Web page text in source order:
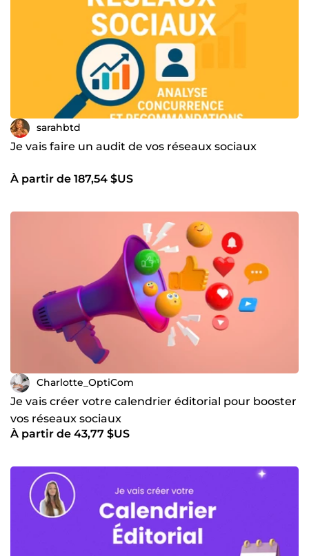
sarahbtd
Je vais faire un audit de vos réseaux sociaux
À partir de 187,54 $US
Charlotte_OptiCom
Je vais créer votre calendrier éditorial pour booster
vos réseaux sociaux
À partir de 43,77 $US